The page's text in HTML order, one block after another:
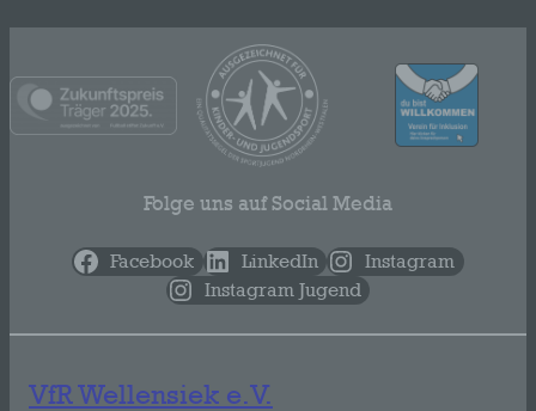
Folge uns auf Social Media
Facebook LinkedIn
Instagram
Instagram Jugend
VfR Wellensiek e.V.